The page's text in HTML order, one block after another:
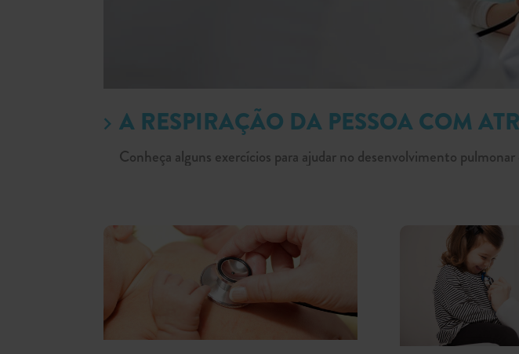
A RESPIRAÇÃO DA PESSOA COM
Conheça alguns exercícios para ajudar no desenvolvimento